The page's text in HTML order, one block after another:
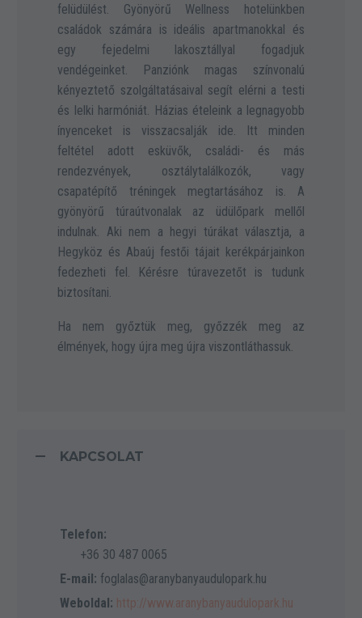
felüdülést. Gyönyörű Wellness hotelünkben
családok számára is ideális apartmanokkal és
egy fejedelmi lakosztállyal fogadjuk
vendégeinket. Panziónk magas színvonalú
kényeztető szolgáltatásaival segít elérni a testi
és lelki harmóniát. Házias ételeink a legnagyobb
ínyenceket is visszacsalják ide. Itt minden
feltétel adott esküvők, családi- és más
rendezvények, osztálytalálkozók, vagy
csapatépítő tréningek megtartásához is. A
gyönyörű túraútvonalak az üdülőpark mellől
indulnak. Aki nem a hegyi túrákat választja, a
Hegyköz és Abaúj festői tájait kerékpárjainkon
fedezheti fel. Kérésre túravezetőt is tudunk
biztosítani.
Ha nem győztük meg, győzzék meg az
élmények, hogy újra meg újra viszontláthassuk.
KAPCSOLAT
Telefon:
+36 30 487 0065
E-mail: foglalas@aranybanyaudulopark.hu
Weboldal: http://www.aranybanyaudulopark.hu